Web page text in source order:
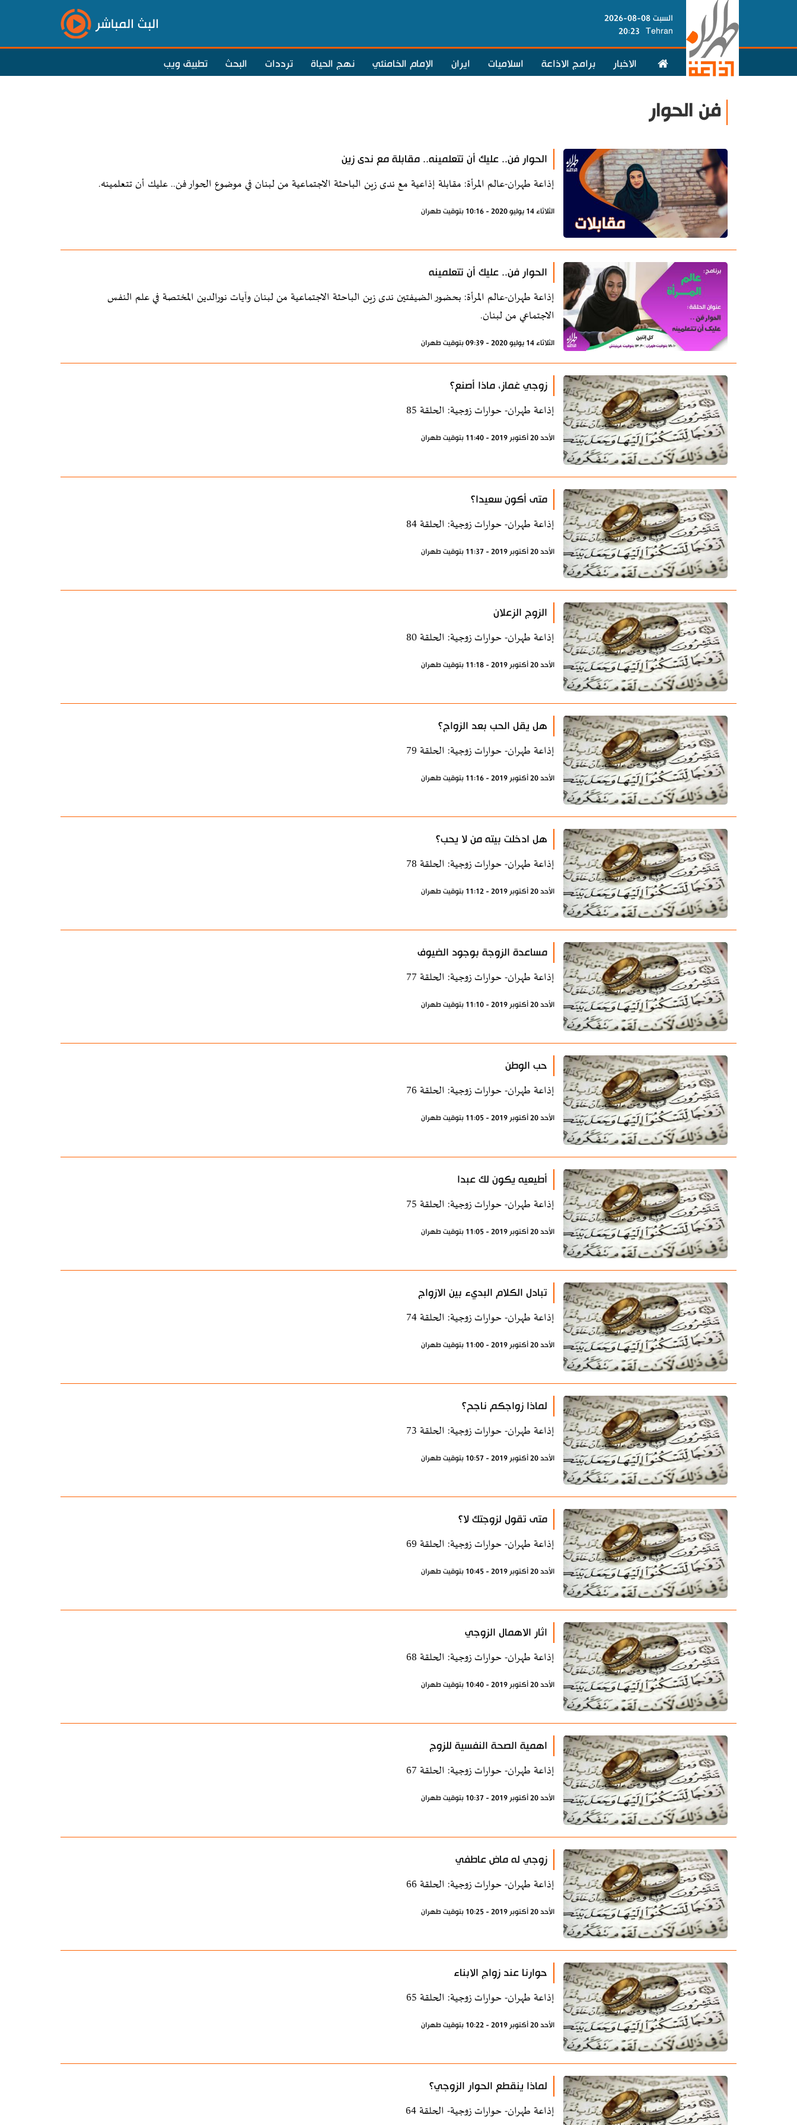
السبت 08-08-2026
Tehran
20:23 البث المباشر
الاخبار برامج الاذاعة اسلاميات ايران الإمام الخامنئي نهج الحياة ترددات البحث تطبيق ويب
فن الحوار
الحوار فن.. عليك أن تتعلمينه.. مقابلة مع ندى زين
إذاعة طهران-عالم المرأة: مقابلة إذاعية مع ندى زين الباحثة الاجتماعية من لبنان في موضوع الحوار فن.. عليك أن تتعلمينه.
الثلاثاء 14 يوليو 2020 - 10:16 بتوقيت طهران
الحوار فن.. عليك أن تتعلمينه
إذاعة طهران-عالم المرأة: بحضور الضيفتين ندى زين الباحثة الاجتماعية من لبنان وآيات نورالدين المختصة في علم النفس
الاجتماعي من لبنان.
الثلاثاء 14 يوليو 2020 - 09:39 بتوقيت طهران
زوجي غماز، ماذا أصنع؟
إذاعة طهران- حوارات زوجية: الحلقة 85
الأحد 20 أكتوبر 2019 - 11:40 بتوقيت طهران
متى أكون سعيدا؟
إذاعة طهران- حوارات زوجية: الحلقة 84
الأحد 20 أكتوبر 2019 - 11:37 بتوقيت طهران
الزوج الزعلان
إذاعة طهران- حوارات زوجية: الحلقة 80
الأحد 20 أكتوبر 2019 - 11:18 بتوقيت طهران
هل يقل الحب بعد الزواج؟
إذاعة طهران- حوارات زوجية: الحلقة 79
الأحد 20 أكتوبر 2019 - 11:16 بتوقيت طهران
هل ادخلت بيته من لا يحب؟
إذاعة طهران- حوارات زوجية: الحلقة 78
الأحد 20 أكتوبر 2019 - 11:12 بتوقيت طهران
مساعدة الزوجة بوجود الضيوف
إذاعة طهران- حوارات زوجية: الحلقة 77
الأحد 20 أكتوبر 2019 - 11:10 بتوقيت طهران
حب الوطن
إذاعة طهران- حوارات زوجية: الحلقة 76
الأحد 20 أكتوبر 2019 - 11:05 بتوقيت طهران
أطيعيه يكون لك عبدا
إذاعة طهران- حوارات زوجية: الحلقة 75
الأحد 20 أكتوبر 2019 - 11:05 بتوقيت طهران
تبادل الكلام البديء بين الازواج
إذاعة طهران- حوارات زوجية: الحلقة 74
الأحد 20 أكتوبر 2019 - 11:00 بتوقيت طهران
لماذا زواجكم ناجح؟
إذاعة طهران- حوارات زوجية: الحلقة 73
الأحد 20 أكتوبر 2019 - 10:57 بتوقيت طهران
متى تقول لزوجتك لا؟
إذاعة طهران- حوارات زوجية: الحلقة 69
الأحد 20 أكتوبر 2019 - 10:45 بتوقيت طهران
اثار الاهمال الزوجي
إذاعة طهران- حوارات زوجية: الحلقة 68
الأحد 20 أكتوبر 2019 - 10:40 بتوقيت طهران
اهمية الصحة النفسية للزوج
إذاعة طهران- حوارات زوجية: الحلقة 67
الأحد 20 أكتوبر 2019 - 10:37 بتوقيت طهران
زوجي له ماض عاطفي
إذاعة طهران- حوارات زوجية: الحلقة 66
الأحد 20 أكتوبر 2019 - 10:25 بتوقيت طهران
حوارنا عند زواج الابناء
إذاعة طهران- حوارات زوجية: الحلقة 65
الأحد 20 أكتوبر 2019 - 10:22 بتوقيت طهران
لماذا ينقطع الحوار الزوجي؟
إذاعة طهران- حوارات زوجية- الحلقة 64